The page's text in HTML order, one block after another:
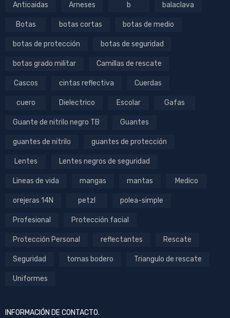
Anticaidas Arneses b balaclava
Botas botas cortas botas de medio
botas de protección botas de seguridad
botas grado militar Camillas de rescate
Cascos cintas reflectiva Cuerdas
cuero Dielectrico Escolar Gafas
Guante de nitrilo negro TB Guantes
guantes de nitrilo guantes de protección
Lentes Lentes negros de seguridad
Lineas de vida mangas mantas Medico
orejeras 14N petzl polea-simple
Profesional Protección facial
Protección Personal reflectantes Rescate
Seguridad tomas bodero Triangulo de rescate
Uniformes
INFORMACIÓN DE CONTACTO.